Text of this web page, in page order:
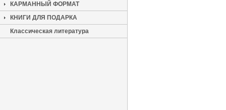
КАРМАННЫЙ ФОРМАТ
КНИГИ ДЛЯ ПОДАРКА
Классическая литература